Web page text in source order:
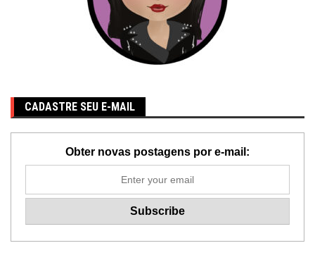
CADASTRE SEU E-MAIL
Obter novas postagens por e-mail: